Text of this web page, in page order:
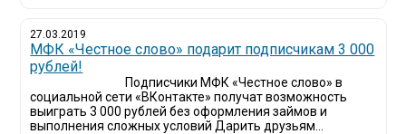
27.03.2019
МФК «Честное слово» подарит подписчикам 3 000
рублей!
Подписчики МФК «Честное слово» в
социальной сети «ВКонтакте» получат возможность
выиграть 3 000 рублей без оформления займов и
выполнения сложных условий Дарить друзьям...